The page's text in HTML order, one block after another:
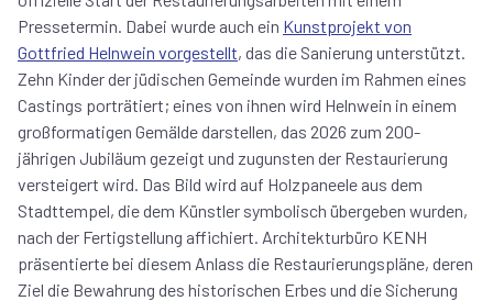
Pressetermin. Dabei wurde auch ein Kunstprojekt von
Gottfried Helnwein vorgestellt, das die Sanierung unterstützt.
Zehn Kinder der jüdischen Gemeinde wurden im Rahmen eines
Castings porträtiert; eines von ihnen wird Helnwein in einem
großformatigen Gemälde darstellen, das 2026 zum 200-
jährigen Jubiläum gezeigt und zugunsten der Restaurierung
versteigert wird. Das Bild wird auf Holzpaneele aus dem
Stadttempel, die dem Künstler symbolisch übergeben wurden,
nach der Fertigstellung affichiert. Architekturbüro KENH
präsentierte bei diesem Anlass die Restaurierungspläne, deren
Ziel die Bewahrung des historischen Erbes und die Sicherung